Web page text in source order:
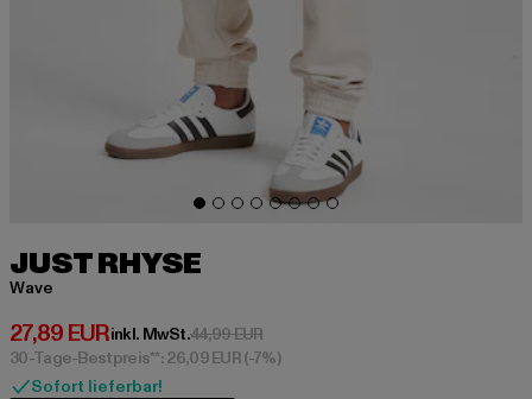
JUST RHYSE
Wave
27,89 EUR
Derzeitiger Preis: 27,89 EUR
inkl. MwSt.44,99 EURAktionspreis: 44,99 EUR
30-Tage-Bestpreis**: 26,09 EUR(-7%)
Sofort lieferbar!